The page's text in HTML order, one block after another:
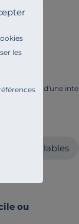
les
à l'aide d'une
modulables
ou